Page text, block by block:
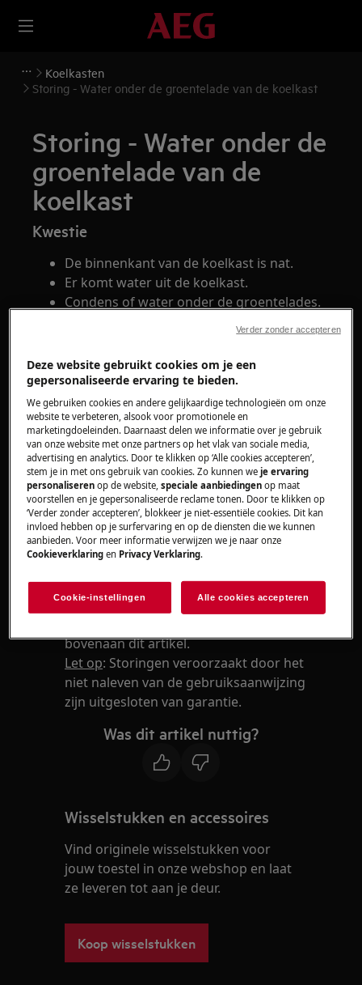
Koelkasten
Storing - Water onder de groentelade van de koelkast
Storing - Water onder de
groentelade van de
koelkast
Kwestie
De binnenkant van de koelkast is nat.
Er komt water uit de koelkast.
Condens of water onder de groentelades.
Koelkast
Oplossing
Lees ons artikel:Water of condens in de
koelkast
Als er ondanks bovenstaande tips zich
toch water blijft verzamelen onder de
groentelade in de koelkast, raden we het
bezoek aan van onze servicetechnieker.
Neem contact op met ons of boek zelf
online een service-afspraak en kies daarbij
de gewenste datum voor het bezoek.Klik
bovenaan dit artikel.
Let op: Storingen veroorzaakt door het
niet naleven van de gebruiksaanwijzing
zijn uitgesloten van garantie.
Was dit artikel nuttig?
Wisselstukken en accessoires
Vind originele wisselstukken voor
jouw toestel in onze webshop en laat
ze leveren tot aan je deur.
Koop wisselstukken
Deze website gebruikt cookies om je een
gepersonaliseerde ervaring te bieden.
We gebruiken cookies en andere gelijkaardige technologieën om onze
website te verbeteren, alsook voor promotionele en
marketingdoeleinden. Daarnaast delen we informatie over je gebruik
van onze website met onze partners op het vlak van sociale media,
advertising en analytics. Door te klikken op ‘Alle cookies accepteren’,
stem je in met ons gebruik van cookies. Zo kunnen weje ervaring
personaliseren op de website,speciale aanbiedingen op maat
voorstellen en je gepersonaliseerde reclame tonen. Door te klikken op
‘Verder zonder accepteren’, blokkeer je niet-essentiële cookies. Dit kan
invloed hebben op je surfervaring en op de diensten die we kunnen
aanbieden. Voor meer informatie verwijzen we je naar onze
Cookieverklaring en Privacy Verklaring.
Cookie-instellingen Alle cookies accepteren
Verder zonder accepteren